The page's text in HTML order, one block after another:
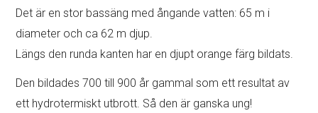
Det är en stor bassäng med ångande vatten: 65 m i
diameter och ca 62 m djup.
Längs den runda kanten har en djupt orange färg bildats.
Den bildades 700 till 900 år gammal som ett resultat av
ett hydrotermiskt utbrott. Så den är ganska ung!